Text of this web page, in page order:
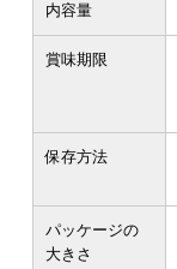
内容量
賞味期限
保存方法
パッケージの
大きさ